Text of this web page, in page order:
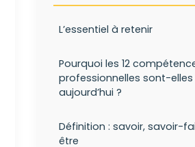
L’essentiel à retenir
Pourquoi les 12
professionnelles sont-
aujourd’hui ?
Définition : savoir, savoir-
être